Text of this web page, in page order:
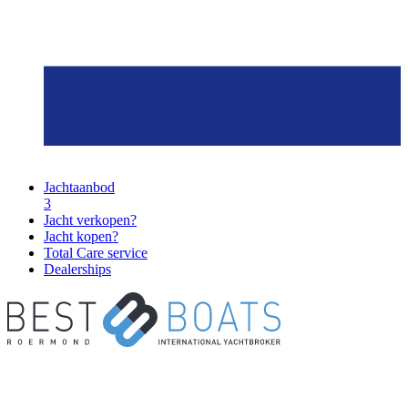
Jachtaanbod
3
Jacht verkopen?
Jacht kopen?
Total Care service
Dealerships